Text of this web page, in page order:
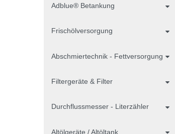
Adblue® Betankung
Frischölversorgung
Abschmiertechnik - Fettversorgung
Filtergeräte & Filter
Durchflussmesser - Literzähler
Altölgeräte / Altöltank